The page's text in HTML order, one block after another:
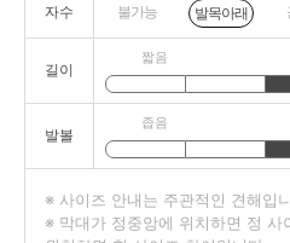
자수 불가능 발목아래
길이
짧음
발볼
좁음
※ 사이즈 안내는 주관적인 견해입
※ 막대가 정중앙에 위치하면 정 사